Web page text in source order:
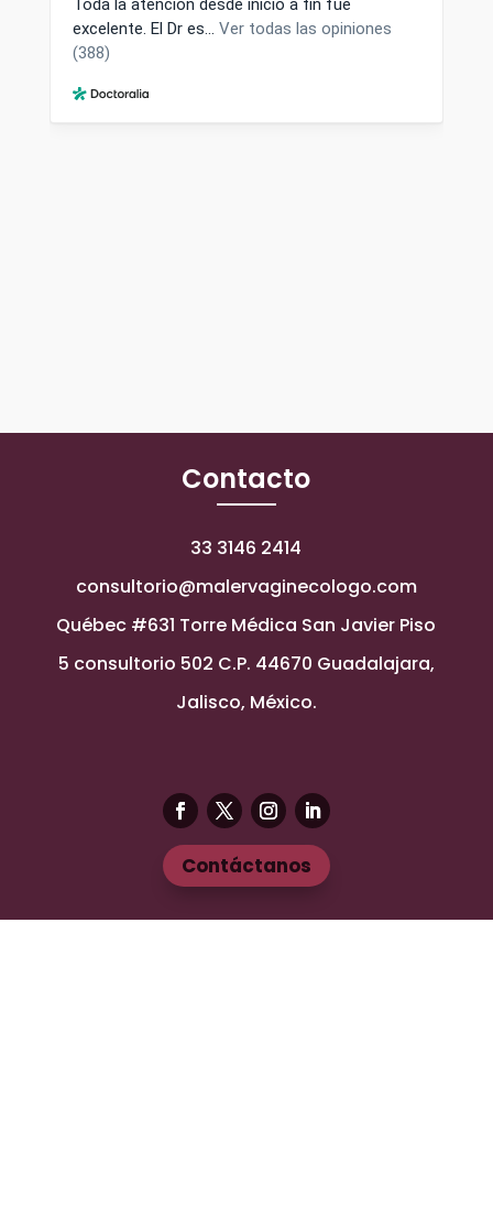
Contacto
33 3146 2414
consultorio@malervaginecologo.com
Québec #631 Torre Médica San Javier Piso
5 consultorio 502 C.P. 44670 Guadalajara,
Jalisco, México.
Contáctanos